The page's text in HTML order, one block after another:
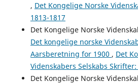
, Det Kongelige Norske
1813-1817
Det Kongelige Norske
Det kongelige norske
Aarsberetning for 1900 , Det
Videnskabers Selskabs Skrifter:
Det Kongelige Norske